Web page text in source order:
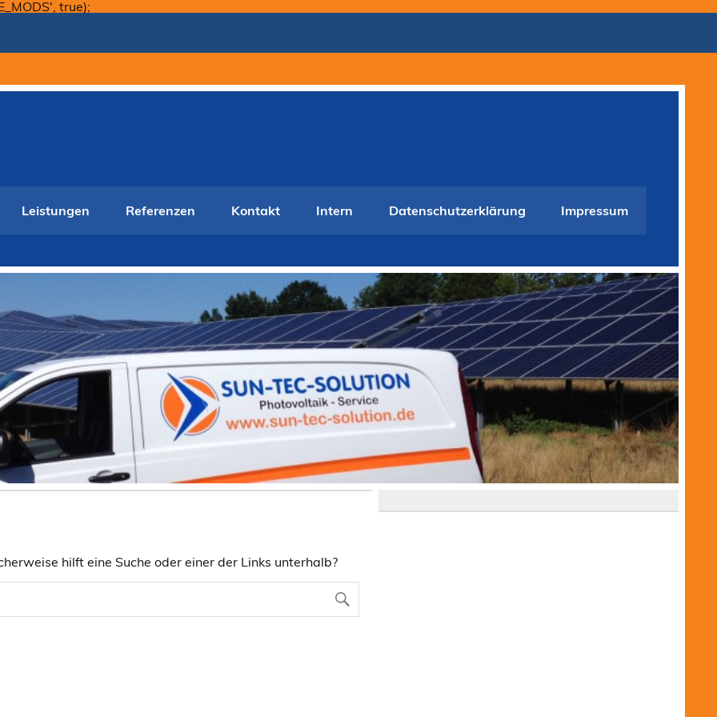
true);
Leistungen Referenzen Kontakt Intern Datenschutzerklärung Impressum
hilft eine Suche oder einer der Links unterhalb?